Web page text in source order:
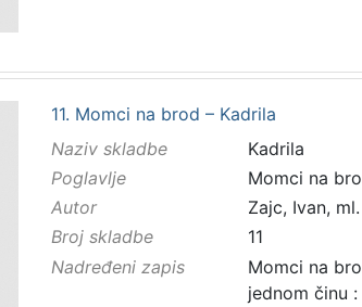
11. Momci na brod – Kadrila
Naziv skladbe
Kadrila
Poglavlje
Momci na
Autor
Zajc, Ivan,
Broj skladbe
11
Nadređeni zapis
Momci na
jednom činu